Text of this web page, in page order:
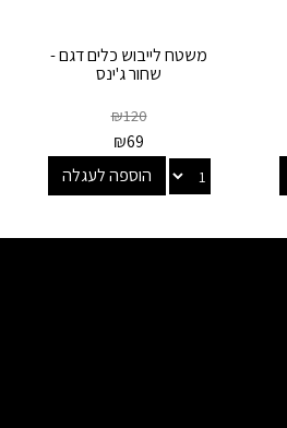
משטח לייבוש כלים דגם -
שחור ג'ינס
₪120
₪69
הוספה לעגלה